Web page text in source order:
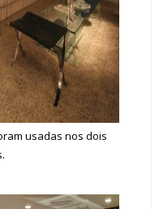
usadas nos dois